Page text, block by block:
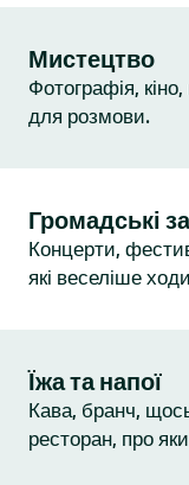
Мистецтво
Фотографія,
для розмови.
Громадські
Концерти,
які веселіше
Їжа та напої
Кава, бранч,
ресторан, про